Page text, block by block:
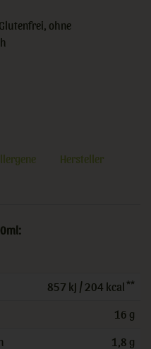
ohne
Hersteller
857 kJ / 204 kcal**
16 g
1,8 g